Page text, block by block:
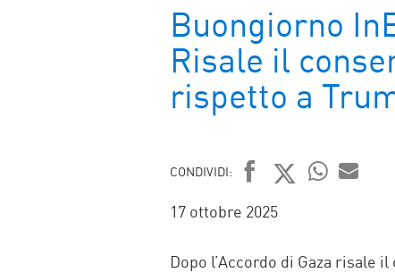
Buongiorno
Risale il
rispetto a
CONDIVIDI:
FACEBOOK
TWITTER
17 ottobre 2025
Dopo l’Accordo di Gaza risale